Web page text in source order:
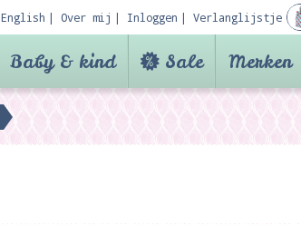
English Over mij Inloggen Verlanglijstje
Baby & kind Sale Merken